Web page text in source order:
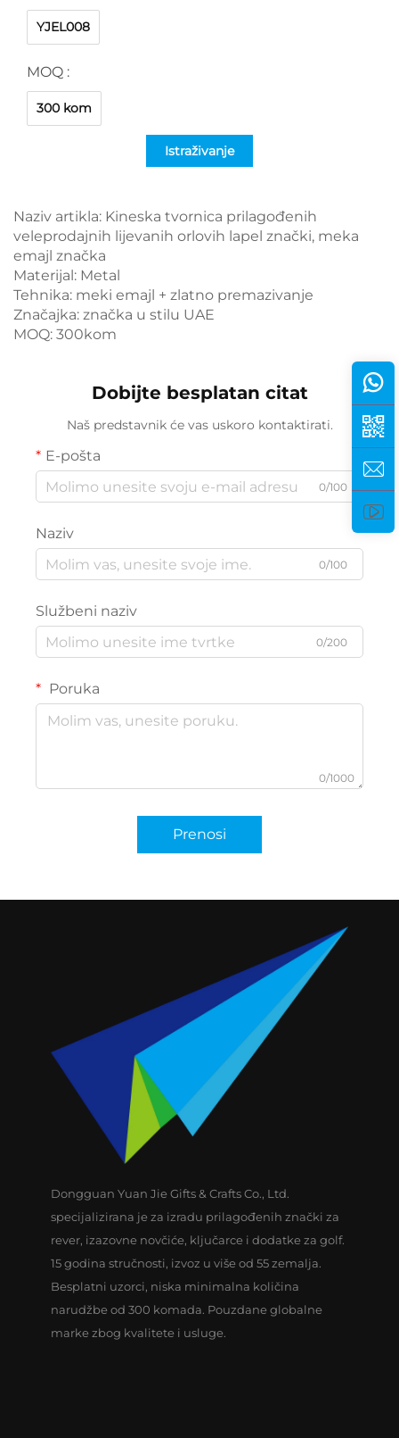
YJEL008
MOQ :
300 kom
Istraživanje
Naziv artikla: Kineska tvornica prilagođenih
veleprodajnih lijevanih orlovih lapel znački, meka
emajl značka
Materijal: Metal
Tehnika: meki emajl + zlatno premazivanje
Značajka: značka u stilu UAE
MOQ: 300kom
Dobijte besplatan citat
Naš predstavnik će vas uskoro kontaktirati.
E-pošta
0/100
Naziv
0/100
Službeni naziv
0/200
Poruka
0/1000
Prenosi
Dongguan Yuan Jie Gifts & Crafts Co., Ltd.
specijalizirana je za izradu prilagođenih znački za
rever, izazovne novčiće, ključarce i dodatke za golf.
15 godina stručnosti, izvoz u više od 55 zemalja.
Besplatni uzorci, niska minimalna količina
narudžbe od 300 komada. Pouzdane globalne
marke zbog kvalitete i usluge.